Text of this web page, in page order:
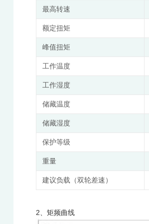
最高转速
额定扭矩
峰值扭矩
工作温度
工作湿度
储藏温度
储藏湿度
保护等级
重量
建议负载（双轮差速）
2、矩频曲线